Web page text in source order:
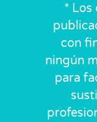
* Los
con
ningún
para